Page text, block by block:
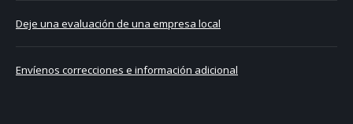
Deje una evaluación de una empresa local
Envíenos correcciones e información adicional